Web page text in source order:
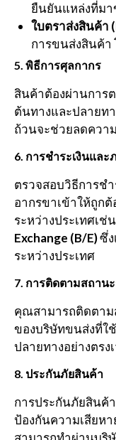
ยืนยันแหล่งที่มา
ใบตราส่งสินค้า
การขนส่งสินค้า
5. พิธีการศุลกากร
สินค้าต้องผ่านการ
ต้นทางและปลายท
ถ้วนจะช่วยลดควา
6. การชำระเงินและ
ตรวจสอบวิธีการช
อากรขาเข้าให้ถูกต้
ระหว่างประเทศเช่น
Exchange (B/E)ซึ่
ระหว่างประเทศ
7. การติดตามสถาน
คุณสามารถติดตาม
ของบริษัทขนส่งที่ใ
ปลายทางอย่างตรง
8. ประกันภัยสินค้า
การประกันภัยสินค้
ป้องกันความเสียห